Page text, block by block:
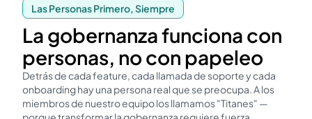
Las Personas Primero, Siempre
La gobernanza funciona con
personas, no con papeleo
Detrás de cada feature, cada llamada de soporte y cada
onboarding hay una persona real que se preocupa. A los
miembros de nuestro equipo los llamamos "Titanes" —